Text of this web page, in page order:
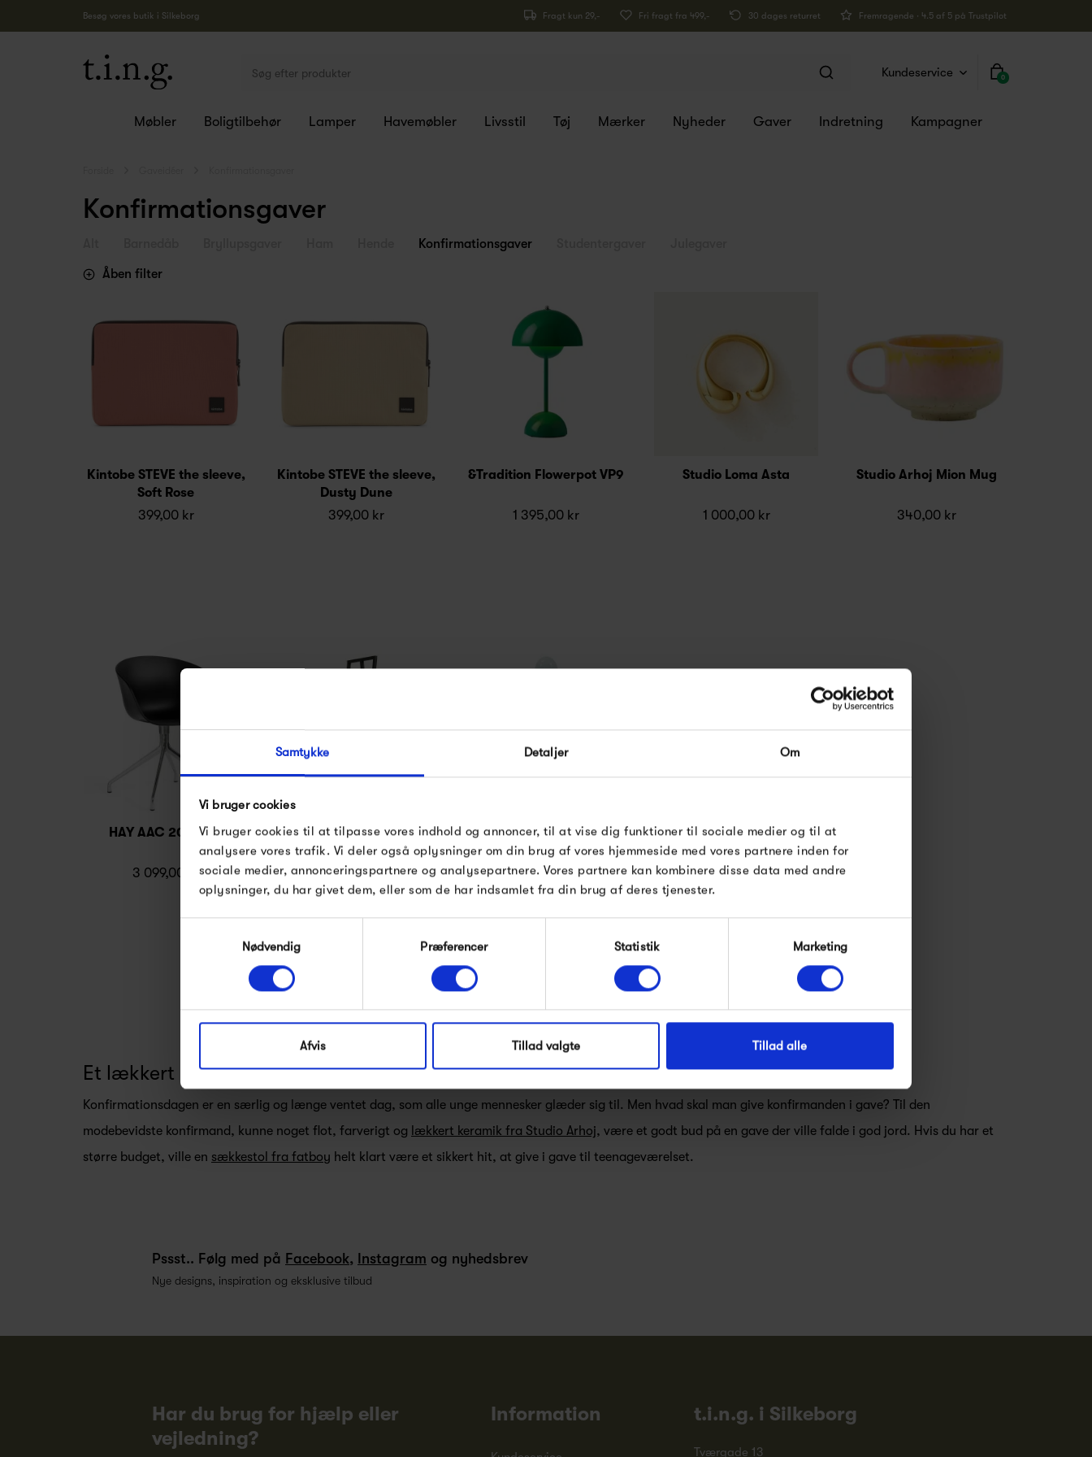
Samtykke Detaljer Om
Vi bruger cookies
Vi bruger cookies til at tilpasse vores indhold og annoncer, til at vise dig funktioner til sociale medier og til at
analysere vores trafik. Vi deler også oplysninger om din brug af vores hjemmeside med vores partnere inden for
sociale medier, annonceringspartnere og analysepartnere. Vores partnere kan kombinere disse data med andre
oplysninger, du har givet dem, eller som de har indsamlet fra din brug af deres tjenester.
Nødvendig
Præferencer Statistik Marketing
Afvis Tillad valgte Tillad alle
Besøg vores butik i Silkeborg Fragt kun 29,- Fri fragt fra 499,- 30 dages returret Fremragende · 4.5 af 5 på Trustpilot
0
Kundeservice
Møbler Boligtilbehør Lamper Havemøbler Livsstil Tøj Mærker Nyheder Gaver Indretning Kampagner
Konfirmationsgaver
Konfirmationsgaver
Åben filter
Kintobe STEVE the sleeve,
Soft Rose
399,00 kr
Kintobe STEVE the sleeve,
Dusty Dune
399,00 kr
&Tradition Flowerpot VP9
1 395,00 kr
Studio Loma Asta
1 000,00 kr
Studio Arhoj Mion Mug
340,00 kr
HAY AAC 20 Chair
3 099,00 kr
HAY Loop Stand Hall
1 849,00 kr
Studio Arhoj Ghosts
150,00 kr
Et lækkert gavehit til konfirmanden
Konfirmationsdagen er en særlig og længe ventet dag, som alle unge mennesker glæder sig til. Men hvad skal man give konfirmanden i gave? Til den
modebevidste konfirmand, kunne noget flot, farverigt og lækkert keramik fra Studio Arhoj, være et godt bud på en gave der ville falde i god jord. Hvis du har et
større budget, ville en sækkestol fra fatboy helt klart være et sikkert hit, at give i gave til teenageværelset.
Pssst.. Følg med på Facebook, Instagram og nyhedsbrev
Nye designs, inspiration og eksklusive tilbud
Har du brug for hjælp eller
vejledning?
Information t.i.n.g. i Silkeborg
Tværgade 13
FÅ 10% PÅ DIN NÆSTE
ORDRE
Gælder ikke på produkter fra Fermob, File Under
Pop og i forvejen nedsatte produkter.
*Ved at tilmelde dig accepterer du at modtage e-mailmarkedsføring